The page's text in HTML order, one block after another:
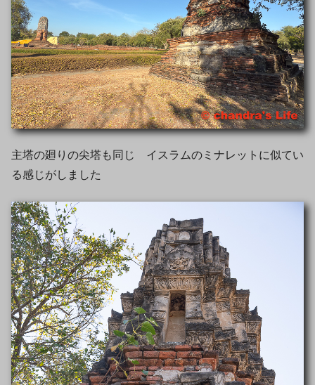
主塔の廻りの尖塔も同じ イスラムのミナレットに似てい
る感じがしました